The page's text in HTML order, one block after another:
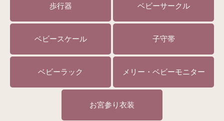
歩行器 ベビーサークル
ベビースケール 子守帯
ベビーラック メリー・ベビーモニター
お宮参り衣装